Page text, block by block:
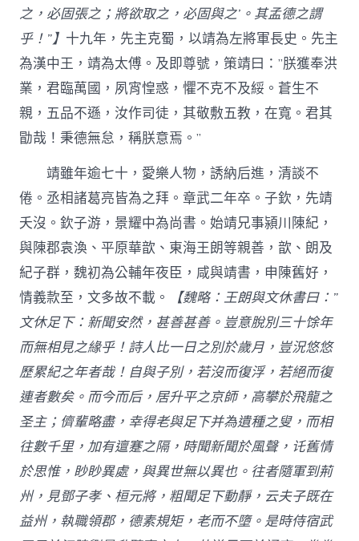
之，必固張之；將欲取之，必固與之’。其孟德之謂
乎！”】 十九年，先主克蜀，以靖為左將軍長史。先主
為漢中王，靖為太傅。及即尊號，策靖曰：”朕獲奉洪
業，君臨萬國，夙宵惶惑，懼不克不及綏。蒼生不
親，五品不遜，汝作司徒，其敬敷五教，在寬。君其
勖哉！秉德無怠，稱朕意焉。”
靖雖年逾七十，愛樂人物，誘納后進，清談不
倦。丞相諸葛亮皆為之拜。章武二年卒。子欽，先靖
夭沒。欽子游，景耀中為尚書。始靖兄事潁川陳紀，
與陳郡袁渙、平原華歆、東海王朗等親善，歆、朗及
紀子群，魏初為公輔年夜臣，咸與靖書，申陳舊好，
情義款至，文多故不載。
【魏略：王朗與文休書曰：”
文休足下：新聞安然，甚善甚善。豈意脫別三十馀年
而無相見之緣乎！詩人比一日之別於歲月，豈況悠悠
歷累紀之年者哉！自與子別，若沒而復浮，若絕而復
連者數矣。而今而后，居升平之京師，高攀於飛龍之
圣主；儕輩略盡，幸得老與足下并為遺種之叟，而相
往數千里，加有邅蹇之隔，時聞新聞於風聲，讬舊情
於思惟，眇眇異處，與異世無以異也。往者隨軍到荊
州，見鄧子孝、桓元將，粗聞足下動靜，云夫子既在
益州，執職領郡，德素規矩，老而不墮。是時侍宿武